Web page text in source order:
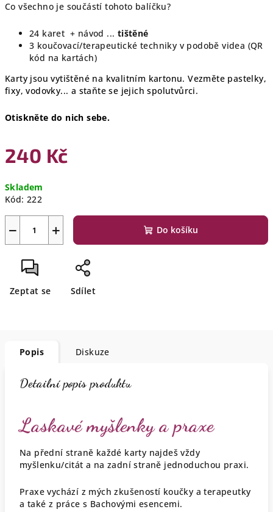
Co všechno je součástí tohoto balíčku?
24 karet + návod ... tištěné
3 koučovací/terapeutické techniky v podobě videa (QR
kód na kartách)
Karty jsou vytištěné na kvalitním kartonu. Vezměte pastelky,
fixy, vodovky... a staňte se jejich spolutvůrci.
Otiskněte do nich sebe.
240 Kč
cena:
Skladem
Kód: 222
+
− Do košíku
Zeptat se Sdílet
Popis Diskuze
Detailní popis produktu
Laskavé myšlenky a praxe
Na přední straně každé karty najdeš vždy
myšlenku/citát a na zadní straně jednoduchou praxi.
Praxe vychází z mých zkušeností koučky a terapeutky
a také z práce s Bachovými esencemi.